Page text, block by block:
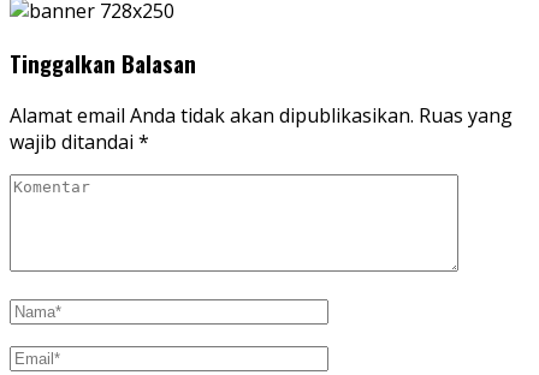
Tinggalkan Balasan
Alamat email Anda tidak akan dipublikasikan. Ruas yang
wajib ditandai *